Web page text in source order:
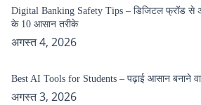
Digital Banking Safety Tips – डिजिटल फ्रॉड से
के 10 आसान तरीके
अगस्त 4, 2026
Best AI Tools for Students – पढ़ाई आसान बनाने
अगस्त 3, 2026